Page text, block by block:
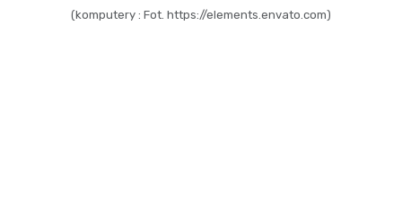
(komputery : Fot. https://elements.envato.com)